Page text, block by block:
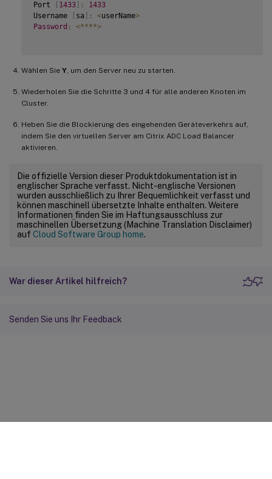
Port
1433 :
1433
Username
sa : <userName>
Password : <****>
Wählen Sie Y, um den Server neu zu starten.
Wiederholen Sie die Schritte 3 und 4 für alle anderen Knoten im
Cluster.
Heben Sie die Blockierung des eingehenden Geräteverkehrs auf,
indem Sie den virtuellen Server am Citrix ADC Load Balancer
aktivieren.
Die offizielle Version dieser Produktdokumentation ist in
englischer Sprache verfasst. Nicht-englische Versionen
wurden ausschließlich zu Ihrer Bequemlichkeit verfasst und
können maschinell übersetzte Inhalte enthalten. Weitere
Informationen finden Sie im Haftungsausschluss zur
maschinellen Übersetzung (Machine Translation Disclaimer)
auf Cloud Software Group home.
War dieser Artikel hilfreich?
Senden Sie uns Ihr Feedback